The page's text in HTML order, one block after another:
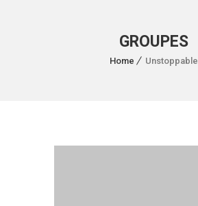
GROUPES
Home Unstoppable